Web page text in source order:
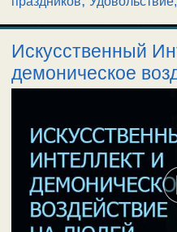
Искусственный
демоническое